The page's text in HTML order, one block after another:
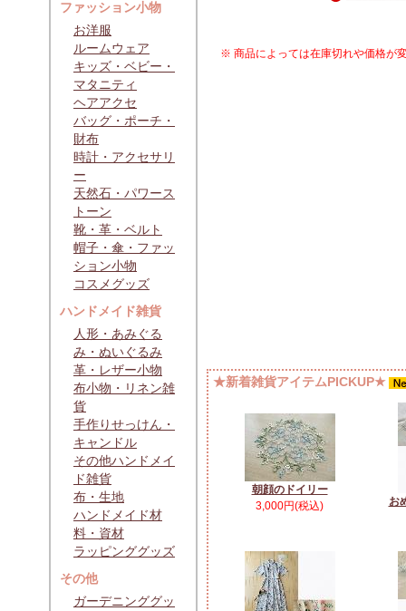
ファッション小物
お洋服
ルームウェア
キッズ・ベビー・
マタニティ
ヘアアクセ
バッグ・ポーチ・
財布
時計・アクセサリ
ー
天然石・パワース
トーン
靴・革・ベルト
帽子・傘・ファッ
ション小物
コスメグッズ
ハンドメイド雑貨
人形・あみぐる
み・ぬいぐるみ
革・レザー小物
布小物・リネン雑
貨
手作りせっけん・
キャンドル
その他ハンドメイ
ド雑貨
布・生地
ハンドメイド材
料・資材
ラッピンググッズ
その他
ガーデニンググッ
※ 商品によっては在庫切れや価格が
★新着雑貨アイテムPICKUP★
朝顔のドイリー
3,000円(税込)
お